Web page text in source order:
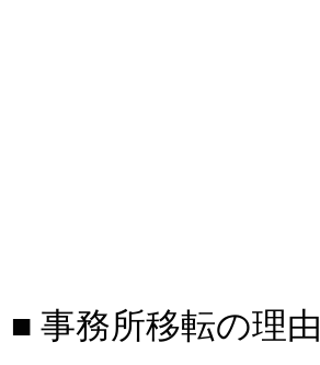
■ 事務所移転の理由